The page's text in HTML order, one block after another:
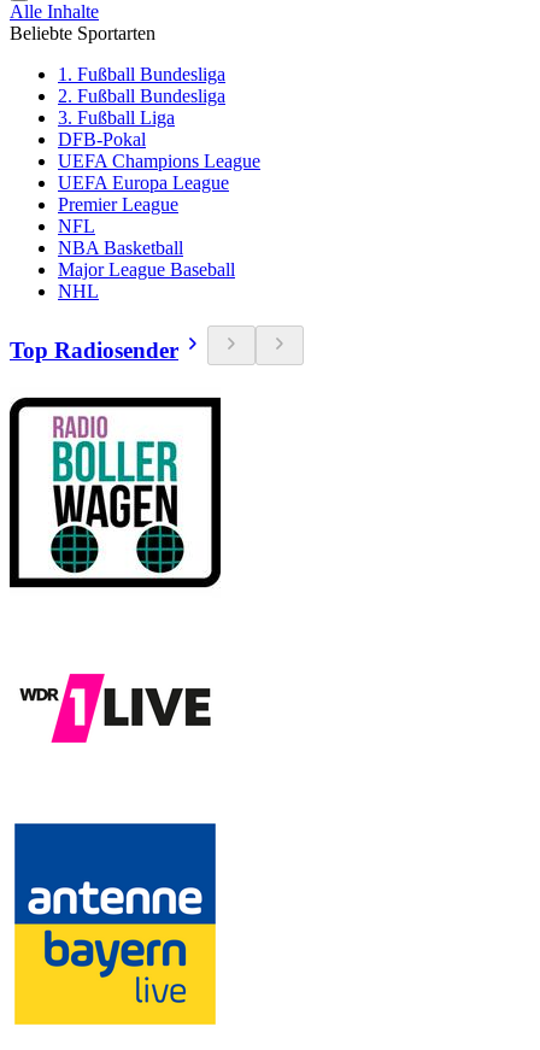
Alle Inhalte
Beliebte Sportarten
1. Fußball Bundesliga
2. Fußball Bundesliga
3. Fußball Liga
DFB-Pokal
UEFA Champions League
UEFA Europa League
Premier League
NFL
NBA Basketball
Major League Baseball
NHL
Top Radiosender